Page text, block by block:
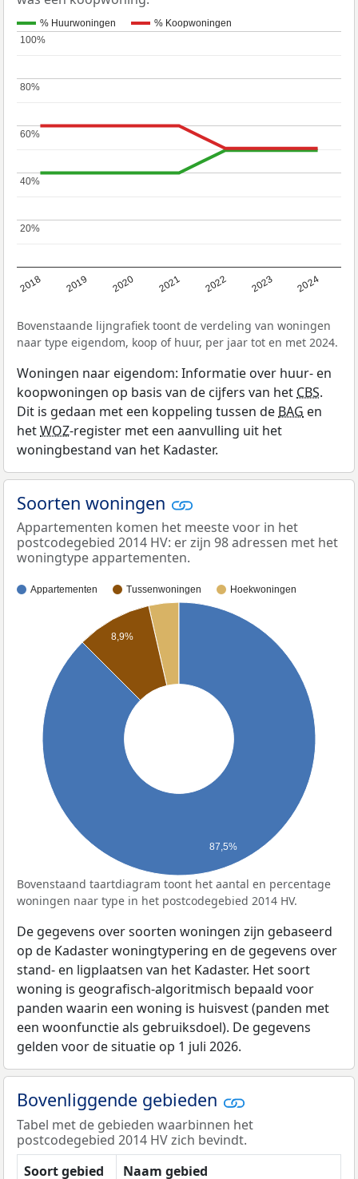
% Huurwoningen % Koopwoningen
2018 2019 2020 2021 2022 2023 2024
20%
20%
40%
40%
60%
60%
80%
80%
100%
100%
Bovenstaande lijngrafiek toont de verdeling van woningen
naar type eigendom, koop of huur, per jaar tot en met 2024.
Woningen naar eigendom: Informatie over huur- en
koopwoningen op basis van de cijfers van het CBS.
Dit is gedaan met een koppeling tussen de BAG en
hetWOZ-register met een aanvulling uit het
woningbestand van het Kadaster.
Soorten woningen
Appartementen komen het meeste voor in het
postcodegebied 2014 HV: er zijn 98 adressen met het
woningtype appartementen.
Appartementen Tussenwoningen Hoekwoningen
8,9%
87,5%
Bovenstaand taartdiagram toont het aantal en percentage
woningen naar type in het postcodegebied 2014 HV.
De gegevens over soorten woningen zijn gebaseerd
op de Kadaster woningtypering en de gegevens over
stand- en ligplaatsen van het Kadaster. Het soort
woning is geografisch-algoritmisch bepaald voor
panden waarin een woning is huisvest (panden met
een woonfunctie als gebruiksdoel). De gegevens
gelden voor de situatie op 1 juli 2026.
Bovenliggende gebieden
Tabel met de gebieden waarbinnen het
postcodegebied 2014 HV zich bevindt.
Soort gebied
Naam gebied